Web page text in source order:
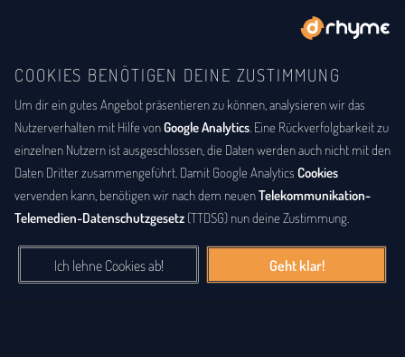
COOKIES BENÖTIGEN DEINE ZUSTIMMUNG
Um dir ein gutes Angebot präsentieren zu können, analysieren wir das
Nutzerverhalten mit Hilfe vonGoogle Analytics. Eine Rückverfolgbarkeit zu
einzelnen Nutzern ist ausgeschlossen, die Daten werden auch nicht mit den
Daten Dritter zusammengeführt. Damit Google Analytics Cookies
vervenden kann, benötigen wir nach dem neuenTelekommunikation-
Telemedien-Datenschutzgesetz (TTDSG) nun deine Zustimmung.
Ich lehne Cookies ab! Geht klar!
BUCHSTABENTAUSCH ANAGRAMM
Anagramm-Lexikon
DasAnagrammlexikonbietet eine alphabetische Auflistung aller
Wörter, zu denen Anagramme existieren. EinAnagrammist eine
Buchstabenfolge, die durch Vertauschung der Buchstaben einer
Wörter und auch ganze Sätze sein. Bei diesem Lexikon hingegen
geht es einzig um real existierende, einzelne Wörter, die durch